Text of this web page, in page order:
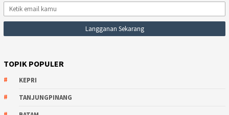
TOPIK POPULER
KEPRI
TANJUNGPINANG